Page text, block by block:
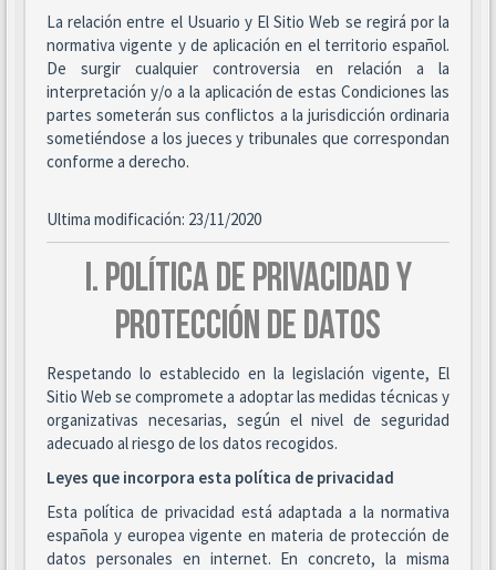
La relación entre el Usuario y El Sitio Web se regirá por la
normativa vigente y de aplicación en el territorio español.
De surgir cualquier controversia en relación a la
interpretación y/o a la aplicación de estas Condiciones las
partes someterán sus conflictos a la jurisdicción ordinaria
sometiéndose a los jueces y tribunales que correspondan
conforme a derecho.
Ultima modificación: 23/11/2020
I. POLÍTICA DE PRIVACIDAD Y
PROTECCIÓN DE DATOS
Respetando lo establecido en la legislación vigente, El
Sitio Web se compromete a adoptar las medidas técnicas y
organizativas necesarias, según el nivel de seguridad
adecuado al riesgo de los datos recogidos.
Leyes que incorpora esta política de privacidad
Esta política de privacidad está adaptada a la normativa
española y europea vigente en materia de protección de
datos personales en internet. En concreto, la misma